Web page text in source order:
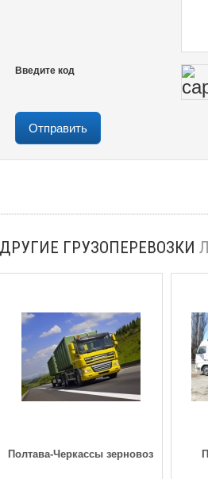
Введите код
ДРУГИЕ ГРУЗОПЕРЕВОЗКИ
Полтава-Черкассы зерновоз